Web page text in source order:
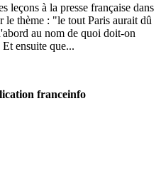
leçons à la presse française dans
thème : "le tout Paris aurait dû
au nom de quoi doit-on
ensuite que...
franceinfo